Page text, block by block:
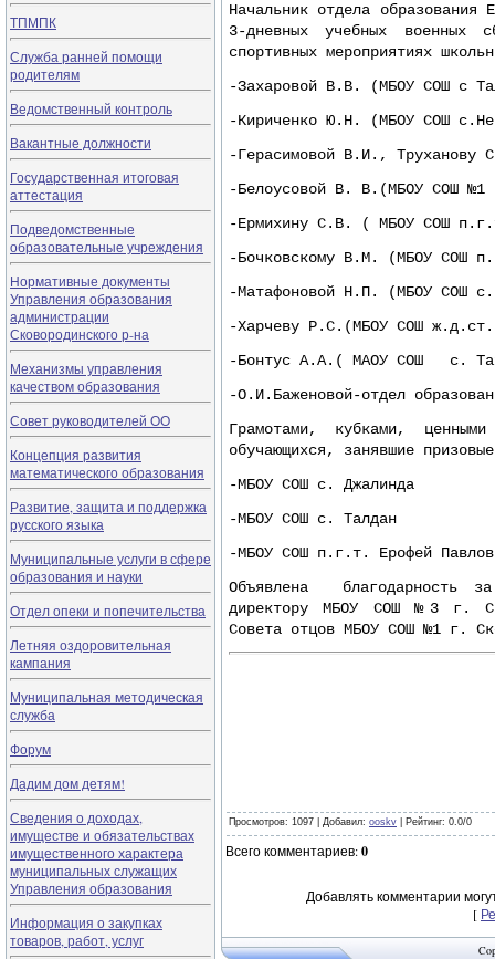
ТПМПК
Служба ранней помощи
родителям
Ведомственный контроль
Вакантные должности
Государственная итоговая
аттестация
Подведомственные
образовательные учреждения
Нормативные документы
Управления образования
администрации
Сковородинского р-на
Механизмы управления
качеством образования
Совет руководителей ОО
Концепция развития
математического образования
Развитие, защита и поддержка
русского языка
Муниципальные услуги в сфере
образования и науки
Отдел опеки и попечительства
Летняя оздоровительная
кампания
Муниципальная методическая
служба
Форум
Дадим дом детям!
Сведения о доходах,
имуществе и обязательствах
имущественного характера
муниципальных служащих
Управления образования
Информация о закупках
товаров, работ, услуг
Начальник отдела образования
3-дневных учебных военных
спортивных мероприятиях
-Захаровой В.В. (МБОУ СОШ с
-Кириченко Ю.Н. (МБОУ СОШ
-Герасимовой В.И.,
-Белоусовой В. В.(МБОУ СОШ №1
-Ермихину С.В. ( МБОУ СОШ
-Бочковскому В.М. (МБОУ СОШ
-Матафоновой Н.П. (МБОУ СОШ
-Харчеву Р.С.(МБОУ СОШ
-Бонтус А.А.( МАОУ СОШ с.
-О.И.Баженовой-отдел
Грамотами, кубками,
обучающихся, занявшие
-МБОУ СОШ с. Джалинда
-МБОУ СОШ с. Талдан
-МБОУ СОШ п.г.т. Ерофей
Объявлена благодарность
директору МБОУ СОШ №3 г.
Совета отцов МБОУ СОШ №1 г.
Просмотров: 1097 | Добавил: ooskv Рейтинг: 0.0/0
Всего комментариев:0
Добавлять комментарии
[